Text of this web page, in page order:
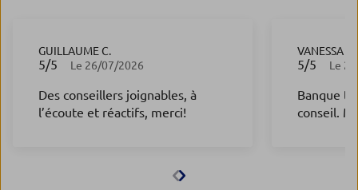
5/5 Note de 5 sur 5
Le 26/07/2026
Des conseillers joignables, à
l’écoute et réactifs, merci!
GUILLAUME C.
5/5 Note de 5
Le
Banque
conseil.
VANESSA L.